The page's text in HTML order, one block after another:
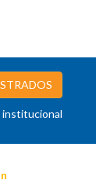
institucional